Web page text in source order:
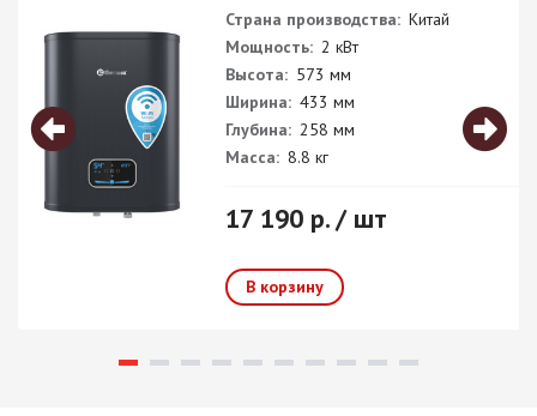
Страна производства: Китай
Мощность: 2 кВт
Высота: 573 мм
Ширина: 433 мм
Глубина: 258 мм
Масса: 8.8 кг
17 190 р. / шт